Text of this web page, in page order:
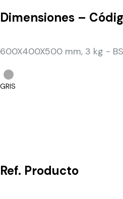
Dimensiones –
600X400X500 mm, 3 kg -
GRIS
Ref. Producto